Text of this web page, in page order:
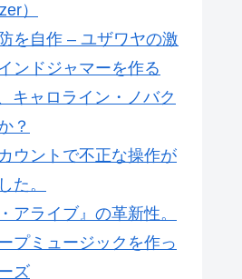
）
を自作 – ユザワヤの激
ンドジャマーを作る
キャロライン・ノバク
？
ウントで不正な操作が
た。
アライブ』の革新性。
プミュージックを作っ
ズ